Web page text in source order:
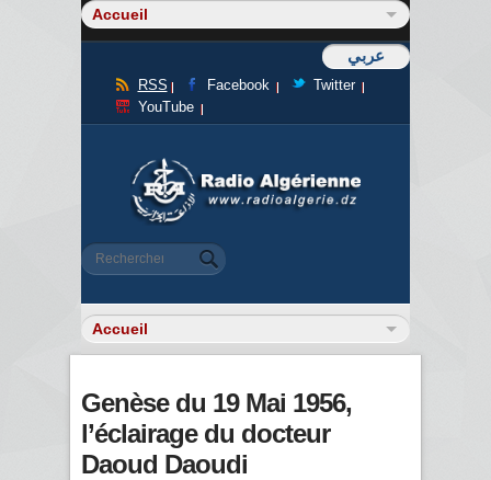
عربي
RSS Facebook
Twitter
YouTube
Formulaire de recherche
Rechercher
Genèse du 19 Mai 1956,
l’éclairage du docteur
Daoud Daoudi